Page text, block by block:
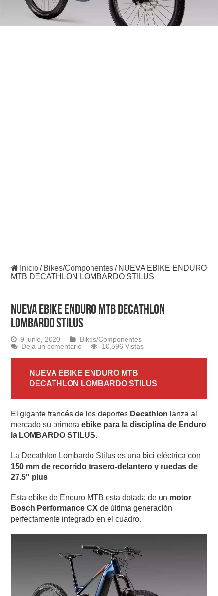
Inicio/ Bikes/Componentes/ NUEVA EBIKE ENDURO
MTB DECATHLON LOMBARDO STILUS
NUEVA EBIKE ENDURO MTB DECATHLON
LOMBARDO STILUS
9 junio, 2020
Bikes/Componentes
Deja un comentario
10,596 Vistas
NUEVA EBIKE ENDURO MTB
DECATHLON LOMBARDO STILUS
El gigante francés de los deportes Decathlon lanza al
mercado su primeraebike para la disciplina de Enduro
la LOMBARDO STILUS.
La Decathlon Lombardo Stilus es una bici eléctrica con
150 mm de recorrido trasero-delantero y ruedas de
27.5″ plus
Esta ebike de Enduro MTB esta dotada de un motor
Bosch Performance CXde última generación
perfectamente integrado en el cuadro.